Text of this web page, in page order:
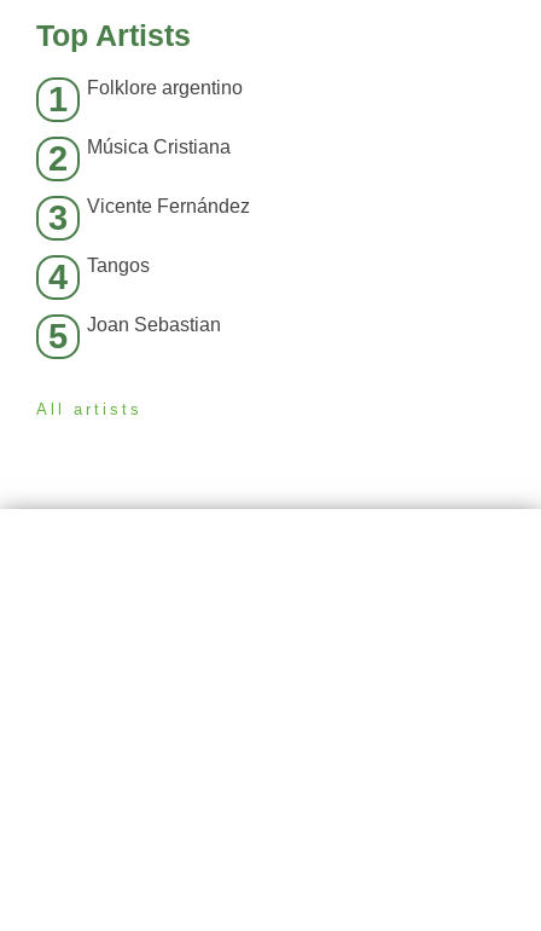
Top Artists
1 Folklore argentino
2 Música Cristiana
3 Vicente Fernández
4 Tangos
5 Joan Sebastian
All artists